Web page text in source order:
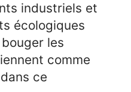
industriels et
écologiques
les
comme
ce